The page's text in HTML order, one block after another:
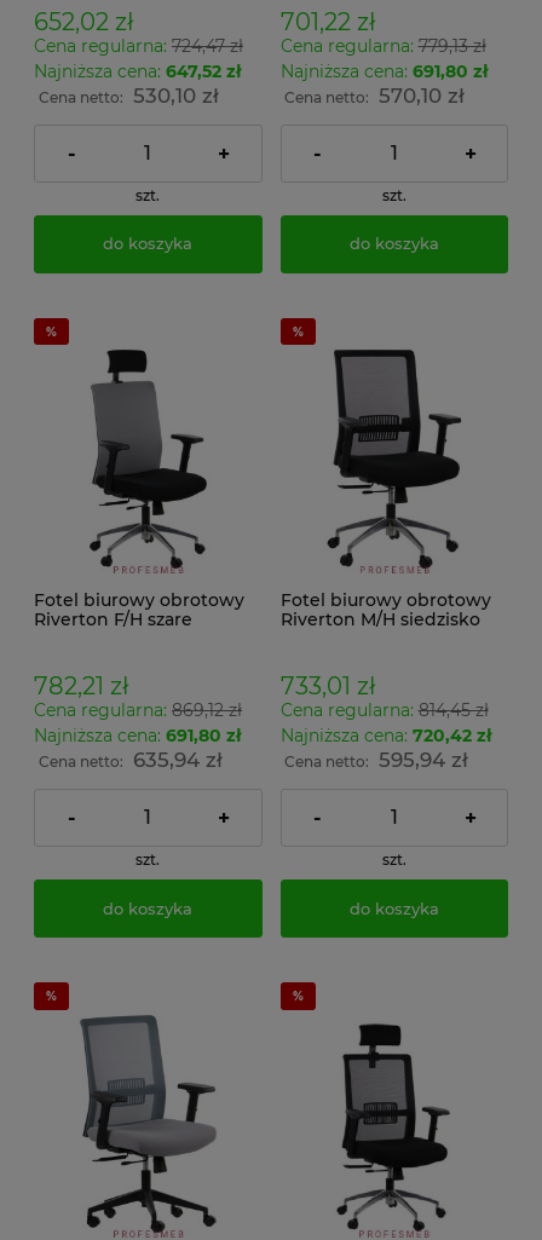
regulacją podparcia
lędźwi
652,02 zł
Cena regularna: 724,47 zł
Najniższa cena: 647,52 zł
Cena netto: 530,10 zł
- +
szt.
do koszyka
regulacją podparcia
lędźwi
701,22 zł
Cena regularna:779,13 zł
Najniższa cena: 691,80 zł
Cena netto: 570,10 zł
- +
szt.
do koszyka
Fotel biurowy obrotowy
Riverton F/H szare
3D oraz regulacją
podparcia lędźwi
782,21 zł
Cena regularna: 869,12 zł
Najniższa cena: 691,80 zł
Cena netto: 635,94 zł
- +
szt.
do koszyka
Fotel biurowy obrotowy
Riverton M/H siedzisko
podłokietnikami i
regulacją podparcia
lędźwi
733,01 zł
Cena regularna:814,45 zł
Najniższa cena: 720,42 zł
Cena netto: 595,94 zł
- +
szt.
do koszyka